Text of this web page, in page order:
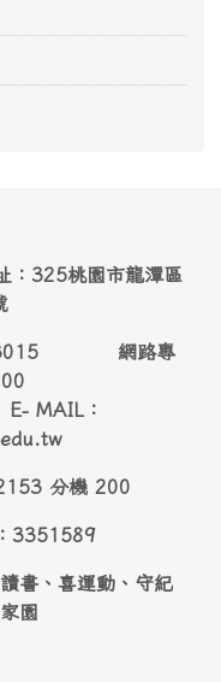
：325桃園市龍潭區
網路專
MAIL：
分機 200
3351589
書、喜運動、守紀
園